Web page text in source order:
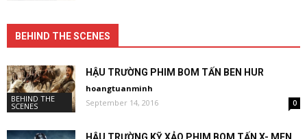
BEHIND THE SCENES
BEHIND THE
SCENES
HẬU TRƯỜNG PHIM BOM TẤN BEN HUR
hoangtuanminh
September 14, 2016
0